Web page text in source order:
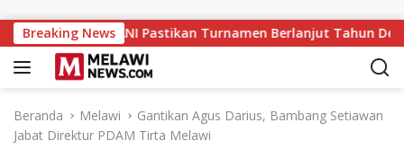
Breaking News
PERPANI Pastikan Turnamen Berlanjut Tahun Depan
Beranda Melawi
Gantikan Agus Darius, Bambang Setiawan
Jabat Direktur PDAM Tirta Melawi